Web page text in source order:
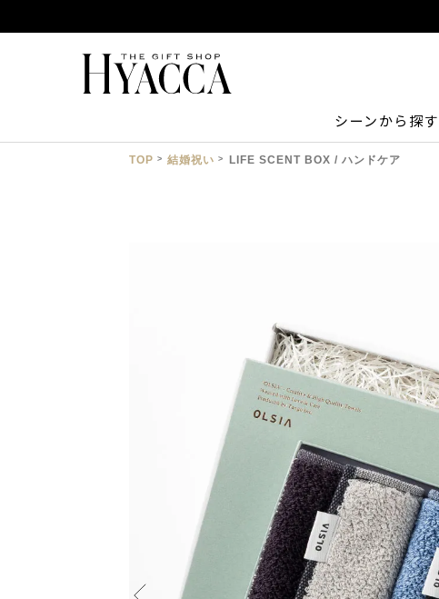
シーンから探す
TOP 結婚祝い LIFE SCENT BOX / ハンドケア